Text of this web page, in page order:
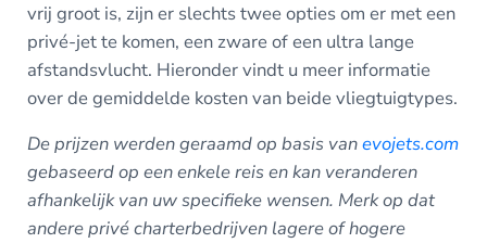
vrij groot is, zijn er slechts twee opties om er met een
privé-jet te komen, een zware of een ultra lange
afstandsvlucht. Hieronder vindt u meer informatie
over de gemiddelde kosten van beide vliegtuigtypes.
De prijzen werden geraamd op basis vanevojets.com
gebaseerd op een enkele reis en kan veranderen
afhankelijk van uw specifieke wensen. Merk op dat
andere privé charterbedrijven lagere of hogere